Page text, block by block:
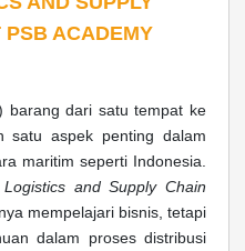
ACADEMY
barang dari satu tempat ke
satu aspek penting dalam
maritim seperti Indonesia.
Logistics and Supply Chain
mempelajari bisnis, tetapi
dalam proses distribusi